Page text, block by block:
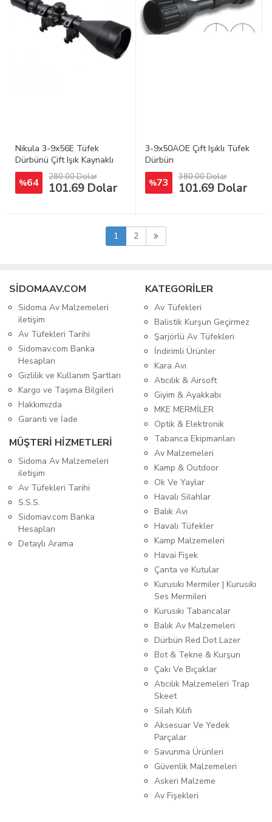
Nikula 3-9x56E Tüfek
Dürbünü Çift Işık Kaynaklı
%64 280.00 Dolar
101.69 Dolar
3-9x50AOE Çıft Işıklı Tüfek
Dürbün
%73 380.00 Dolar
101.69 Dolar
1 2
SIDOMAAV.COM
Sidoma Av Malzemeleri
iletişim
Av Tüfekleri Tarihi
Sidomav.com Banka
Hesapları
Gizlilik ve Kullanım Şartları
Kargo ve Taşıma Bilgileri
Hakkımızda
Garanti ve İade
MÜŞTERİ HİZMETLERİ
Sidoma Av Malzemeleri
iletişim
Av Tüfekleri Tarihi
S.S.S.
Sidomav.com Banka
Hesapları
Detaylı Arama
KATEGORİLER
Av Tüfekleri
Balistik Kurşun Geçirmez
Şarjörlü Av Tüfekleri
İndirimli Ürünler
Kara Avı
Atıcılık & Airsoft
Giyim & Ayakkabı
MKE MERMİLER
Optik & Elektronik
Tabanca Ekipmanları
Av Malzemeleri
Kamp & Outdoor
Ok Ve Yaylar
Havalı Silahlar
Balık Avı
Havalı Tüfekler
Kamp Malzemeleri
Havai Fişek
Çanta ve Kutular
Kurusıkı Mermiler | Kurusıkı
Ses Mermileri
Kurusıkı Tabancalar
Balık Av Malzemeleri
Dürbün Red Dot Lazer
Bot & Tekne & Kurşun
Çakı Ve Bıçaklar
Atıcılık Malzemeleri Trap
Skeet
Silah Kılıfı
Aksesuar Ve Yedek
Parçalar
Savunma Ürünleri
Güvenlik Malzemeleri
Askeri Malzeme
Av Fişekleri